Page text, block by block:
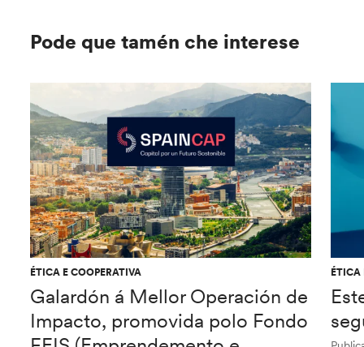
Pode que tamén che interese
ÉTICA E COOPERATIVA
Galardón á Mellor Operación de
Impacto, promovida polo Fondo
ÉTICA